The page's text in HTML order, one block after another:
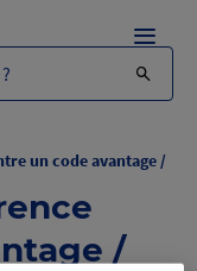
Menu
un code avantage /
/